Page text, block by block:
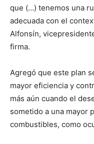
que (…) tenemos una
adecuada con el
Alfonsín,
firma.
Agregó que este plan
mayor eficiencia y
más aún cuando el
sometido a una mayor
combustibles, como